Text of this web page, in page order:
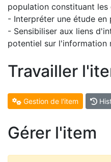
population constituant les
- Interpréter une étude
- Sensibiliser aux liens
potentiel sur l'information
Travailler
Gestion de l'item
Gérer l'item